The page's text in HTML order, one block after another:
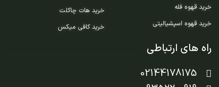
خرید قهوه فله
خرید قهوه اسپشیالیتی
خرید هات چاکلت
خرید کافی میکس
راه های ارتباطی
02144178175